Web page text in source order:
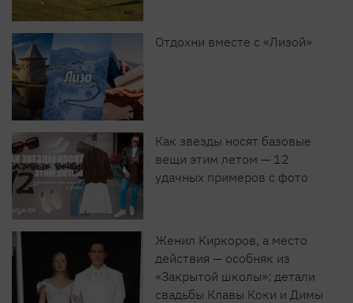
Отдохни вместе с «Лизой»
Как звезды носят базовые
вещи этим летом — 12
удачных примеров с фото
Женил Киркоров, а место
действия — особняк из
«Закрытой школы»: детали
свадьбы Клавы Коки и Димы